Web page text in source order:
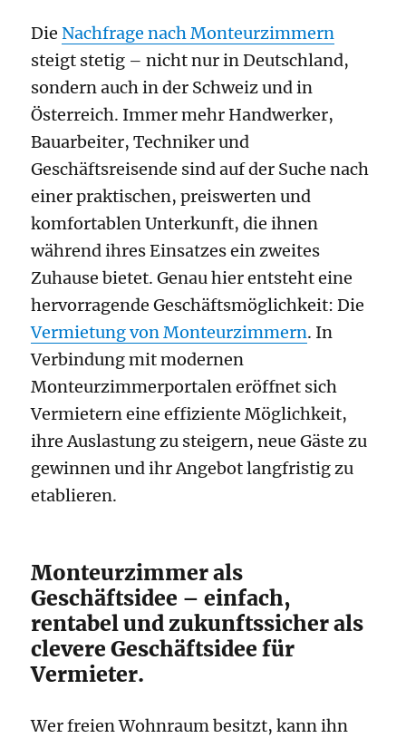
DieNachfrage nach Monteurzimmern
steigt stetig – nicht nur in Deutschland,
sondern auch in der Schweiz und in
Österreich. Immer mehr Handwerker,
Bauarbeiter, Techniker und
Geschäftsreisende sind auf der Suche nach
einer praktischen, preiswerten und
komfortablen Unterkunft, die ihnen
während ihres Einsatzes ein zweites
Zuhause bietet. Genau hier entsteht eine
hervorragende Geschäftsmöglichkeit: Die
Vermietung von Monteurzimmern. In
Verbindung mit modernen
Monteurzimmerportalen eröffnet sich
Vermietern eine effiziente Möglichkeit,
ihre Auslastung zu steigern, neue Gäste zu
gewinnen und ihr Angebot langfristig zu
etablieren.
Monteurzimmer als
Geschäftsidee – einfach,
rentabel und zukunftssicher als
clevere Geschäftsidee für
Vermieter.
Wer freien Wohnraum besitzt, kann ihn